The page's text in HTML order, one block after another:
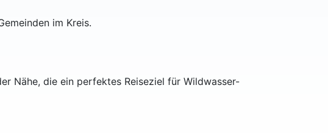
im Kreis.
Nähe, die ein perfektes Reiseziel für Wildwasser-